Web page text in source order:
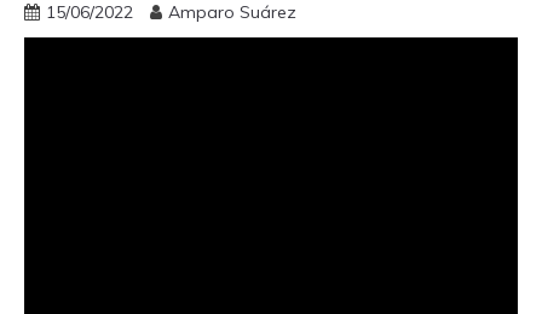
15/06/2022 Amparo Suárez